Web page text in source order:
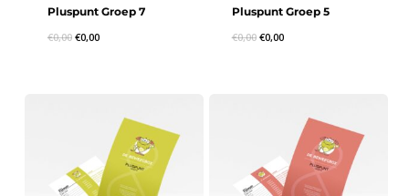
Pluspunt Groep 7
€0,00 €0,00
Pluspunt Groep 5
€0,00 €0,00